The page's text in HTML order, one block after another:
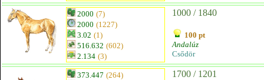
2000 (7)
2000 (1227)
3.02 (1)
516.632 (602)
2.134 (3)
1000 / 1840
100 pt
Andalúz
Csődör
373.447 (264)
1700 / 1201